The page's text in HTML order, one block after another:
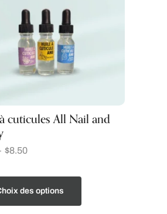
cuticules All Nail and
$8.50
des options